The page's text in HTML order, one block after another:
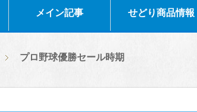
メイン記事 せどり商品情報
プロ野球優勝セール時期